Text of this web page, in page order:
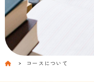
コースについて